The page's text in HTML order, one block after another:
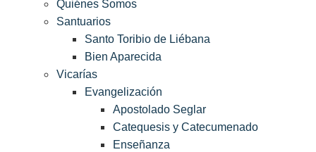
Quiénes Somos
Santuarios
Santo Toribio de Liébana
Bien Aparecida
Vicarías
Evangelización
Apostolado Seglar
Catequesis y Catecumenado
Enseñanza